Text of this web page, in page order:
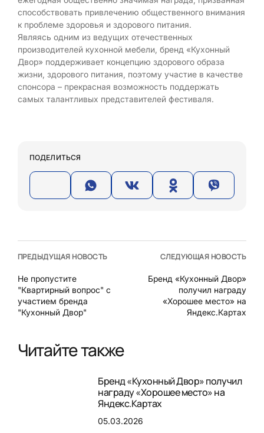
способствовать привлечению общественного внимания
к проблеме здоровья и здорового питания.
Являясь одним из ведущих отечественных
производителей кухонной мебели, бренд «Кухонный
Двор» поддерживает концепцию здорового образа
жизни, здорового питания, поэтому участие в качестве
спонсора – прекрасная возможность поддержать
самых талантливых представителей фестиваля.
ПОДЕЛИТЬСЯ
ПРЕДЫДУЩАЯ НОВОСТЬ
Не пропустите
"Квартирный вопрос" с
участием бренда
"Кухонный Двор"
СЛЕДУЮЩАЯ НОВОСТЬ
Бренд «Кухонный Двор»
получил награду
«Хорошее место» на
Яндекс.Картах
Читайте также
Бренд «Кухонный Двор» получил
награду «Хорошее место» на
Яндекс.Картах
05.03.2026